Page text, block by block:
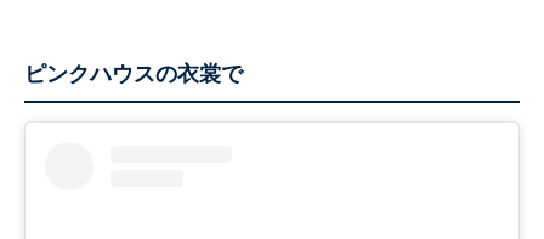
ピンクハウスの衣裳で